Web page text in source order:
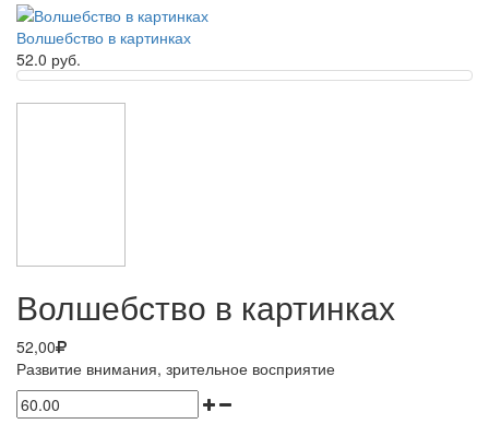
Волшебство в картинках
52.0 руб.
Волшебство в картинках
52,00
Развитие внимания, зрительное восприятие